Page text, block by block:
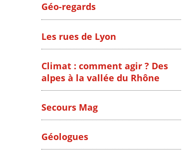
Géo-regards
Les rues de Lyon
Climat : comment agir ? Des
alpes à la vallée du Rhône
Secours Mag
Géologues